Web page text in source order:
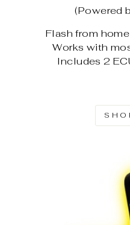
(Powered
Flash from
Works with
Includes 2